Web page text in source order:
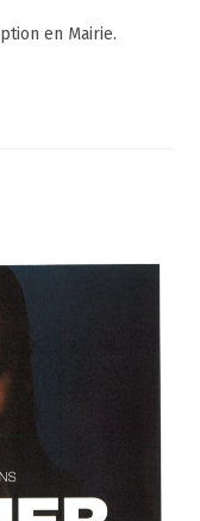
en Mairie.